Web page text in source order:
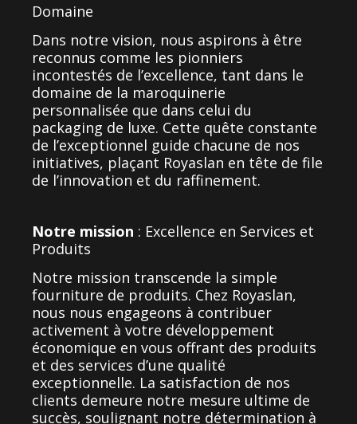
Domaine
Dans notre vision, nous aspirons à être
reconnus comme les pionniers
incontestés de l’excellence, tant dans le
domaine de la maroquinerie
personnalisée que dans celui du
packaging de luxe. Cette quête constante
de l’exceptionnel guide chacune de nos
initiatives, plaçant Royaslan en tête de file
de l’innovation et du raffinement.
Notre mission : Excellence en Services et
Produits
Notre mission transcende la simple
fourniture de produits. Chez Royaslan,
nous nous engageons à contribuer
activement à votre développement
économique en vous offrant des produits
et des services d’une qualité
exceptionnelle. La satisfaction de nos
clients demeure notre mesure ultime de
succès, soulignant notre détermination à